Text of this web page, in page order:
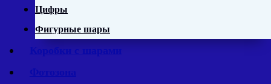
Цифры
Фигурные шары
Коробки с шарами
Фотозона